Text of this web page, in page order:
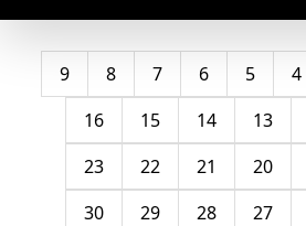
4
5
6
7
8
9
13
14
15
16
20
21
22
23
27
28
29
30